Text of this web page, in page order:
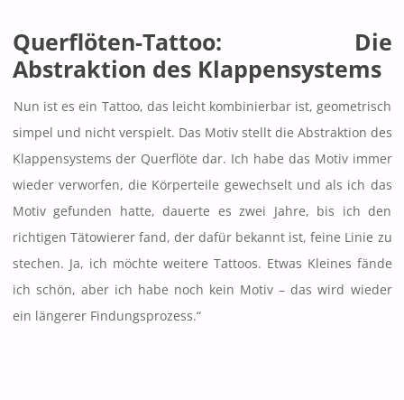
Querflöten-Tattoo: Die
Abstraktion des Klappensystems
Nun ist es ein Tattoo, das leicht kombinierbar ist, geometrisch
simpel und nicht verspielt. Das Motiv stellt die Abstraktion des
Klappensystems der Querflöte dar. Ich habe das Motiv immer
wieder verworfen, die Körperteile gewechselt und als ich das
Motiv gefunden hatte, dauerte es zwei Jahre, bis ich den
richtigen Tätowierer fand, der dafür bekannt ist, feine Linie zu
stechen. Ja, ich möchte weitere Tattoos. Etwas Kleines fände
ich schön, aber ich habe noch kein Motiv – das wird wieder
ein längerer Findungsprozess.“